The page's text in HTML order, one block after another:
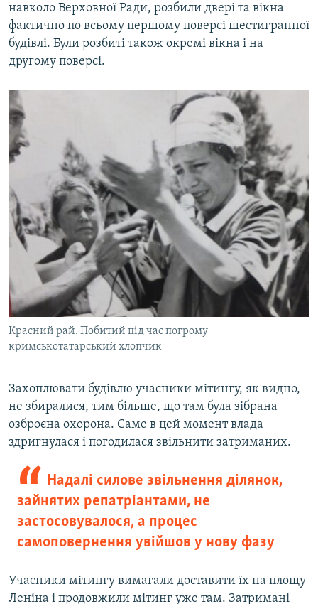
навколо Верховної Ради, розбили двері та вікна
фактично по всьому першому поверсі шестигранної
будівлі. Були розбиті також окремі вікна і на
другому поверсі.
Красний рай. Побитий під час погрому
кримськотатарський хлопчик
Захоплювати будівлю учасники мітингу, як видно,
не збиралися, тим більше, що там була зібрана
озброєна охорона. Саме в цей момент влада
здригнулася і погодилася звільнити затриманих.
Надалі силове звільнення ділянок,
зайнятих репатріантами, не
застосовувалося, а процес
самоповернення увійшов у нову фазу
Учасники мітингу вимагали доставити їх на площу
Леніна і продовжили мітинг уже там. Затримані